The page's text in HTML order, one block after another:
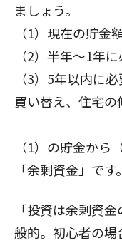
ましょう。
（1）現在の貯金
（2）半年～1年
（3）5年以内に
買い替え、住宅
（1）の貯金か
「余剰資金」で
「投資は余剰資
般的。初心者の